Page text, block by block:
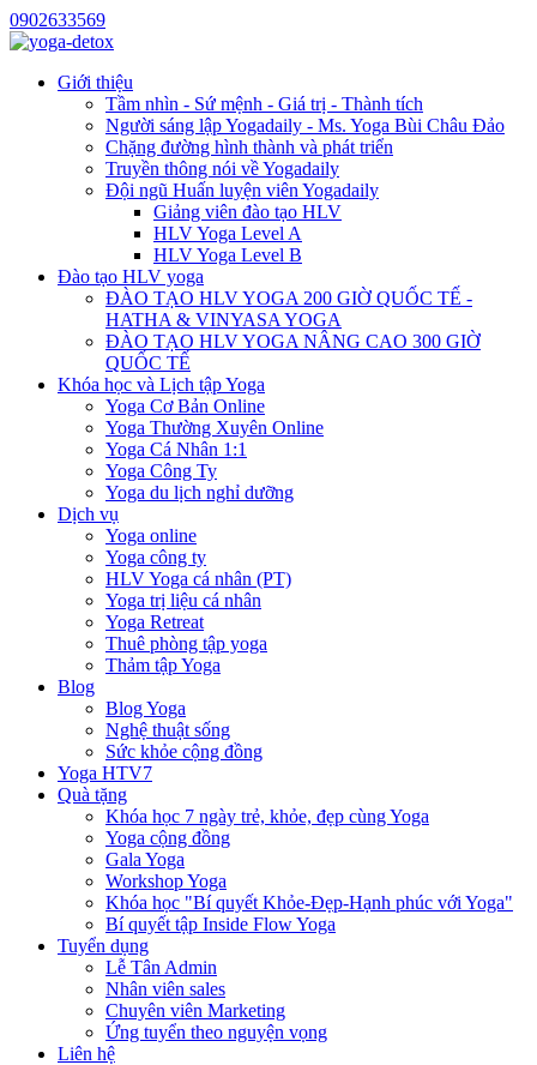
0902633569
Giới thiệu
Tầm nhìn - Sứ mệnh - Giá trị - Thành tích
Người sáng lập Yogadaily - Ms. Yoga Bùi Châu Đảo
Chặng đường hình thành và phát triển
Truyền thông nói về Yogadaily
Đội ngũ Huấn luyện viên Yogadaily
Giảng viên đào tạo HLV
HLV Yoga Level A
HLV Yoga Level B
Đào tạo HLV yoga
ĐÀO TẠO HLV YOGA 200 GIỜ QUỐC TẾ -
HATHA & VINYASA YOGA
ĐÀO TẠO HLV YOGA NÂNG CAO 300 GIỜ
QUỐC TẾ
Khóa học và Lịch tập Yoga
Yoga Cơ Bản Online
Yoga Thường Xuyên Online
Yoga Cá Nhân 1:1
Yoga Công Ty
Yoga du lịch nghỉ dưỡng
Dịch vụ
Yoga online
Yoga công ty
HLV Yoga cá nhân (PT)
Yoga trị liệu cá nhân
Yoga Retreat
Thuê phòng tập yoga
Thảm tập Yoga
Blog
Blog Yoga
Nghệ thuật sống
Sức khỏe cộng đồng
Yoga HTV7
Quà tặng
Khóa học 7 ngày trẻ, khỏe, đẹp cùng Yoga
Yoga cộng đồng
Gala Yoga
Workshop Yoga
Khóa học "Bí quyết Khỏe-Đẹp-Hạnh phúc với Yoga"
Bí quyết tập Inside Flow Yoga
Tuyển dụng
Lễ Tân Admin
Nhân viên sales
Chuyên viên Marketing
Ứng tuyển theo nguyện vọng
Liên hệ